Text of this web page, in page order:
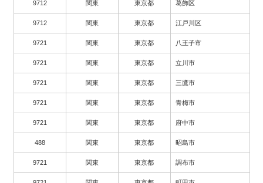
9712 関東 東京都 葛飾区
9712 関東 東京都 江戸川区
9721 関東 東京都 八王子市
9721 関東 東京都 立川市
9721 関東 東京都 三鷹市
9721 関東 東京都 青梅市
9721 関東 東京都 府中市
488 関東 東京都 昭島市
9721 関東 東京都 調布市